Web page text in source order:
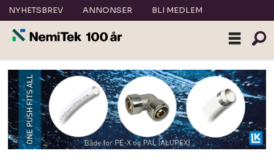
NYHETSBREV ANNONSER BLI MEDLEM